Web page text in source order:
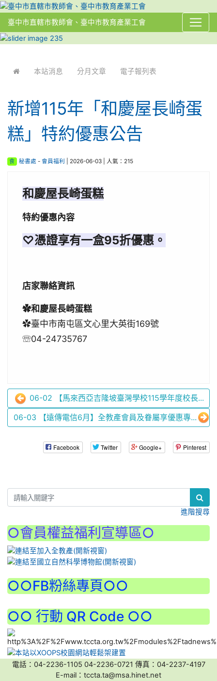
臺中市直轄市教師會、臺中市教育產業工會
本站消息 分月文章 電子報列表
新增115年「和慶屋長崎蛋
糕」特約優惠公告
食 秘書處 - 會員福利 | 2026-06-03 | 人氣：215
和慶屋長崎蛋糕
特約優惠內容
♡憑證享有一盒95折優惠。
店家聯絡資訊
✿和慶屋長崎蛋糕
✿臺中市南屯區文心里大英街169號
☏04-24735767
06-02 【馬來西亞吉隆坡臺灣學校115學年度校長...
06-03 【遠傳電信6月】全教產會員及眷屬享優惠專...
Facebook Twitter Google+ Pinterest
進階搜尋
○會員權益福利宣導區○
○○FB粉絲專頁○○
○○ 行動 QR Code ○○
電話：04-2236-1105 04-2236-0721 傳真：04-2237-4197
E-mail：tccta.ta@msa.hinet.net